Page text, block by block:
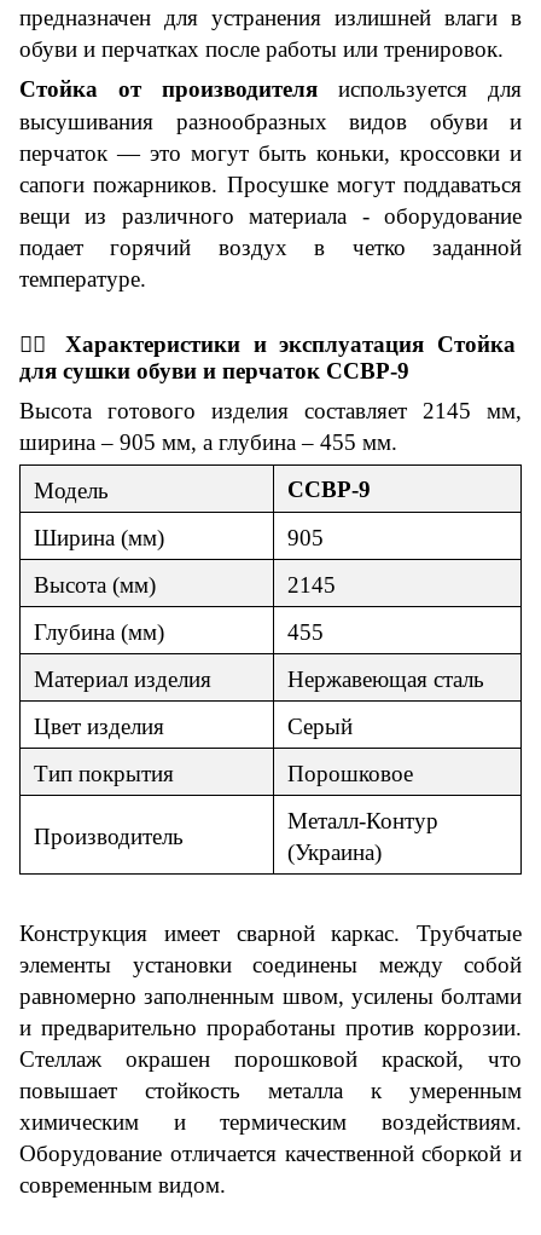
предназначен для устранения излишней влаги в
обуви и перчатках после работы или тренировок.
Стойка от производителя используется для
высушивания разнообразных видов обуви и
перчаток — это могут быть коньки, кроссовки и
сапоги пожарников. Просушке могут поддаваться
вещи из различного материала - оборудование
подает горячий воздух в четко заданной
температуре.
👇🏼 Характеристики и эксплуатация Стойка
для сушки обуви и перчаток ССВР-9
Высота готового изделия составляет 2145 мм,
ширина – 905 мм, а глубина – 455 мм.
Модель
ССВР-9
Ширина (мм)
905
Высота (мм)
2145
Глубина (мм)
455
Материал изделия
Нержавеющая сталь
Цвет изделия
Серый
Тип покрытия
Порошковое
Производитель
Металл-Контур
(Украина)
Конструкция имеет сварной каркас. Трубчатые
элементы установки соединены между собой
равномерно заполненным швом, усилены болтами
и предварительно проработаны против коррозии.
Стеллаж окрашен порошковой краской, что
повышает стойкость металла к умеренным
химическим и термическим воздействиям.
Оборудование отличается качественной сборкой и
современным видом.